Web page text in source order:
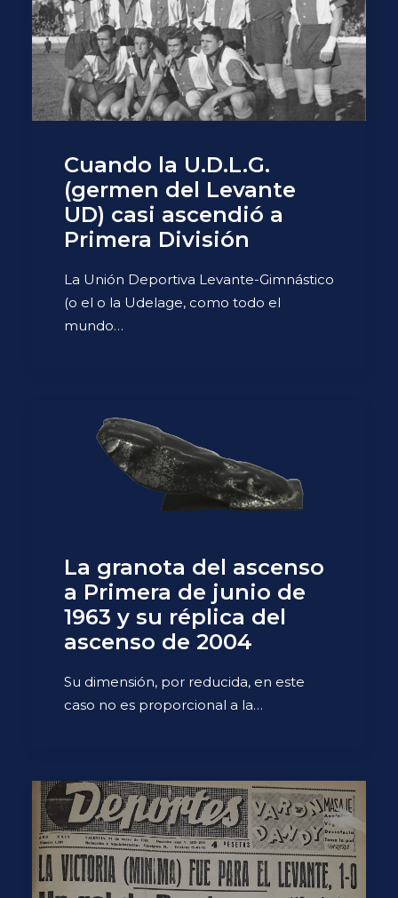
Cuando la U.D.L.G.
(germen del Levante
UD) casi ascendió a
Primera División
La Unión Deportiva Levante-Gimnástico
(o el o la Udelage, como todo el
mundo…
La granota del ascenso
a Primera de junio de
1963 y su réplica del
ascenso de 2004
Su dimensión, por reducida, en este
caso no es proporcional a la…